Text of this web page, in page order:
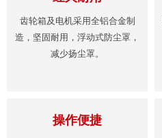
齿轮箱及电机采用全铝合金制
造，坚固耐用，浮动式防尘罩，
减少扬尘罩。
操作便捷